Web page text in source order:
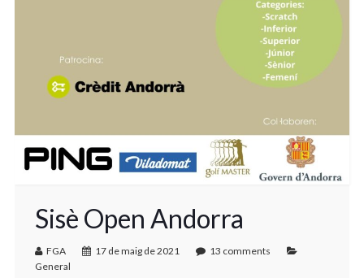
Sisè Open Andorra
FGA 17 de maig de 2021
13 comments
General